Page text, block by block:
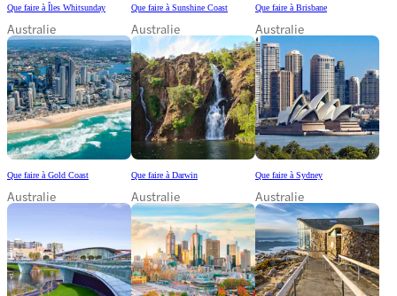
Que faire à Îles Whitsunday
Australie
Que faire à Sunshine Coast
Australie
Que faire à Brisbane
Australie
Que faire à Gold Coast
Australie
Que faire à Darwin
Australie
Que faire à Sydney
Australie